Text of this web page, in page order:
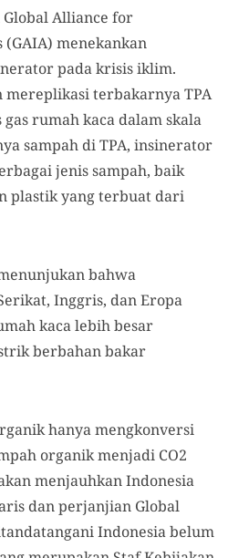
Alliance for
menekankan
pada krisis iklim.
terbakarnya TPA
rumah kaca dalam skala
sampah di TPA, insinerator
jenis sampah, baik
plastik yang terbuat dari
bahwa
Inggris, dan Eropa
kaca lebih besar
berbahan bakar
hanya mengkonversi
organik menjadi CO2
menjauhkan Indonesia
dan perjanjian Global
Indonesia belum